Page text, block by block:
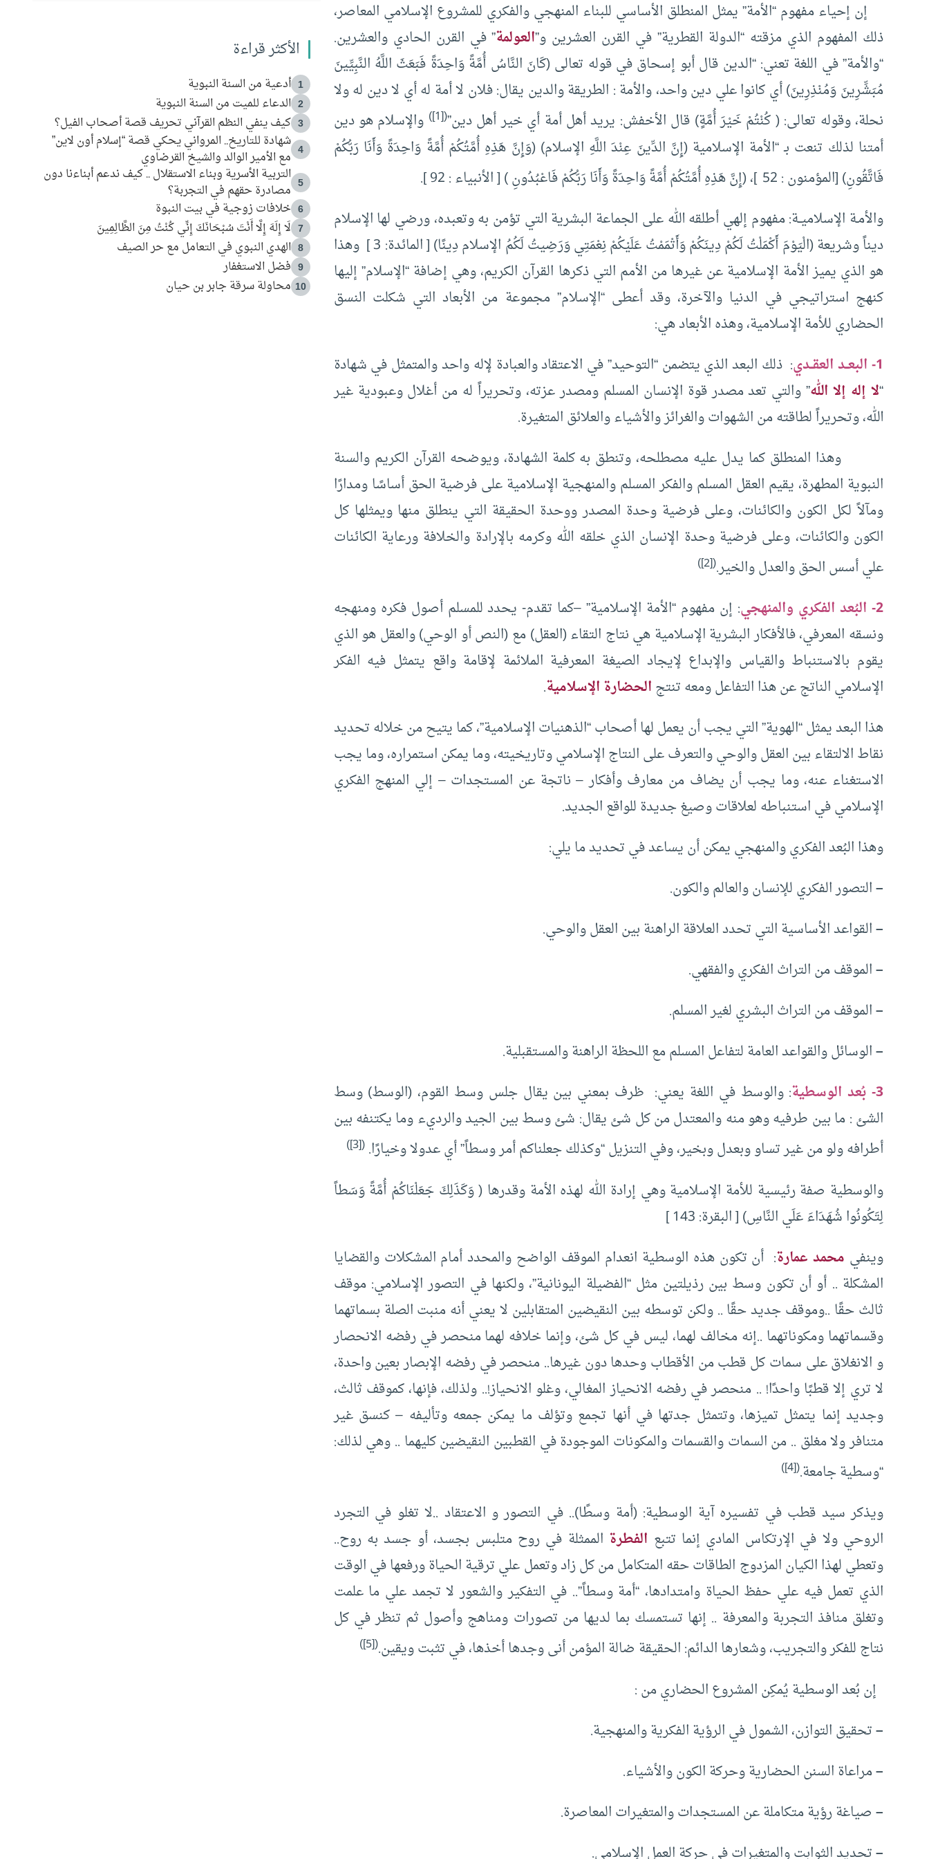
إن إحياء مفهوم “الأمة” يمثل المنطلق الأساسي للبناء المنهجي والفكري للمشروع الإسلامي المعاصر،
ذلك المفهوم الذي مزقته “الدولة القطرية” في القرن العشرين و”العولمة” في القرن الحادي والعشرين.
“والأمة” في اللغة تعني: “الدين قال أبو إسحاق في قوله تعالى (كَانَ النَّاسُ أُمَّةً وَاحِدَةً فَبَعَثَ اللَّهُ النَّبِيِّينَ
مُبَشِّرِينَ وَمُنْذِرِينَ) أي كانوا علي دين واحد، والأمة : الطريقة والدين يقال: فلان لا أمة له أي لا دين له ولا
نحلة، وقوله تعالى: ( كُنْتُمْ خَيْرَ أُمَّةٍ) قال الأخفش: يريد أهل أمة أي خير أهل دين”(
[1]
) والإسلام هو دين
أمتنا لذلك تنعت بـ “الأمة الإسلامية (إِنَّ الدِّينَ عِنْدَ اللَّهِ الإسلام) (وَإِنَّ هَذِهِ أُمَّتُكُمْ أُمَّةً وَاحِدَةً وَأَنَا رَبُّكُمْ
فَاتَّقُونِ) [المؤمنون : 52
]، (إِنَّ هَذِهِ أُمَّتُكُمْ أُمَّةً وَاحِدَةً وَأَنَا رَبُّكُمْ فَاعْبُدُونِ ) [ الأنبياء : 92 ].
والأمـة الإسلاميــة: مفهوم إلهي أطلقه الله على الجماعة البشرية التي تؤمن به وتعبده، ورضي لها الإسلام
ديناً وشريعة (الْيَوْمَ أَكْمَلْتُ لَكُمْ دِينَكُمْ وَأَتْمَمْتُ عَلَيْكُمْ نِعْمَتِي وَرَضِيتُ لَكُمُ الإسلام دِينًا) [ المائدة: 3 ] وهذا
هو الذي يميز الأمة الإسلامية عن غيرها من الأمم التي ذكرها القرآن الكريم، وهي إضافة “الإسلام” إليها
كنهج استراتيجي في الدنيا والآخرة، وقد أعطى “الإسلام” مجموعة من الأبعاد التي شكلت النسق
الحضاري للأمة الإسلامية، وهذه الأبعاد هي:
1- البعــد العقــدي
: ذلك البعد الذي يتضمن “التوحيد” في الاعتقاد والعبادة لإله واحد والمتمثل في شهادة
“لا إله إلا الله” والتي تعد مصدر قوة الإنسان المسلم ومصدر عزته، وتحريراً له من أغلال وعبودية غير
الله، وتحريراً لطاقته من الشهوات والغرائز والأشياء والعلائق المتغيرة.
وهذا المنطلق كما يدل عليه مصطلحه، وتنطق به كلمة الشهادة، ويوضحه القرآن الكريم والسنة
النبوية المطهرة، يقيم العقل المسلم والفكر المسلم والمنهجية الإسلامية على فرضية الحق أساسًا ومدارًا
ومآلاً لكل الكون والكائنات، وعلى فرضية وحدة المصدر ووحدة الحقيقة التي ينطلق منها ويمثلها كل
الكون والكائنات، وعلى فرضية وحدة الإنسان الذي خلقه الله وكرمه بالإرادة والخلافة ورعاية الكائنات
علي أسس الحق والعدل والخير.(
[2]
)
2- البُعد الفكري والمنهجي
: إن مفهوم “الأمة الإسلامية” –كما تقدم- يحدد للمسلم أصول فكره ومنهجه
ونسقه المعرفي، فالأفكار البشرية الإسلامية هي نتاج التقاء (العقل) مع (النص أو الوحي) والعقل هو الذي
يقوم بالاستنباط والقياس والإبداع لإيجاد الصيغة المعرفية الملائمة لإقامة واقع يتمثل فيه الفكر
الإسلامي الناتج عن هذا التفاعل ومعه تنتجالحضارة الإسلامية.
هذا البعد يمثل “الهوية” التي يجب أن يعمل لها أصحاب “الذهنيات الإسلامية”، كما يتيح من خلاله تحديد
نقاط الالتقاء بين العقل والوحي والتعرف على النتاج الإسلامي وتاريخيته، وما يمكن استمراره، وما يجب
الاستغناء عنه، وما يجب أن يضاف من معارف وأفكار – ناتجة عن المستجدات – إلي المنهج الفكري
الإسلامي في استنباطه لعلاقات وصيغ جديدة للواقع الجديد.
وهذا البُعد الفكري والمنهجي يمكن أن يساعد في تحديد ما يلي:
–التصور الفكري للإنسان والعالم والكون.
–القواعد الأساسية التي تحدد العلاقة الراهنة بين العقل والوحي.
–الموقف من التراث الفكري والفقهي.
–الموقف من التراث البشري لغير المسلم.
–الوسائل والقواعد العامة لتفاعل المسلم مع اللحظة الراهنة والمستقبلية.
3- بُعد الوسطية
: والوسط في اللغة يعني: ظرف بمعني بين يقال جلس وسط القوم، (الوسط) وسط
الشئ : ما بين طرفيه وهو منه والمعتدل من كل شئ يقال: شئ وسط بين الجيد والرديء وما يكتنفه بين
أطرافه ولو من غير تساو وبعدل وبخير، وفي التنزيل “وكذلك جعلناكم أمر وسطاً” أي عدولا وخيارًا. (
[3]
)
والوسطية صفة رئيسية للأمة الإسلامية وهي إرادة الله لهذه الأمة وقدرها ( وَكَذَلِكَ جَعَلْنَاكُمْ أُمَّةً وَسَطاً
لِتَكُونُوا شُهَدَاءَ عَلَي النَّاسِ) [ البقرة: 143 ]
وينفي محمد عمارة: أن تكون هذه الوسطية انعدام الموقف الواضح والمحدد أمام المشكلات والقضايا
المشكلة .. أو أن تكون وسط بين رذيلتين مثل “الفضيلة اليونانية”، ولكنها في التصور الإسلامي: موقف
ثالث حقًا ..وموقف جديد حقًا .. ولكن توسطه بين النقيضين المتقابلين لا يعني أنه منبت الصلة بسماتهما
وقسماتهما ومكوناتهما ..إنه مخالف لهما، ليس في كل شئ، وإنما خلافه لهما منحصر في رفضه الانحصار
و الانغلاق على سمات كل قطب من الأقطاب وحدها دون غيرها.. منحصر في رفضه الإبصار بعين واحدة،
لا تري إلا قطبًا واحدًا! .. منحصر في رفضه الانحياز المغالي، وغلو الانحياز!.. ولذلك، فإنها، كموقف ثالث،
وجديد إنما يتمثل تميزها، وتتمثل جدتها في أنها تجمع وتؤلف ما يمكن جمعه وتأليفه – كنسق غير
متنافر ولا مغلق .. من السمات والقسمات والمكونات الموجودة في القطبين النقيضين كليهما .. وهي لذلك:
“وسطية جامعة.(
[4]
)
ويذكر سيد قطب في تفسيره آية الوسطية: (أمة وسطًا).. في التصور و الاعتقاد ..لا تغلو في التجرد
الروحي ولا في الإرتكاس المادي إنما تتبع الفطرة الممثلة في روح متلبس بجسد، أو جسد به روح..
وتعطي لهذا الكيان المزدوج الطاقات حقه المتكامل من كل زاد وتعمل علي ترقية الحياة ورفعها في الوقت
الذي تعمل فيه علي حفظ الحياة وامتدادها، “أمة وسطاً”.. في التفكير والشعور لا تجمد علي ما علمت
وتغلق منافذ التجربة والمعرفة .. إنها تستمسك بما لديها من تصورات ومناهج وأصول ثم تنظر في كل
نتاج للفكر والتجريب، وشعارها الدائم: الحقيقة ضالة المؤمن أنى وجدها أخذها، في تثبت ويقين.(
[5]
)
إن بُعد الوسطية يُمكِن المشروع الحضاري من :
–تحقيق التوازن، الشمول في الرؤية الفكرية والمنهجية.
–مراعاة السنن الحضارية وحركة الكون والأشياء.
–صياغة رؤية متكاملة عن المستجدات والمتغيرات المعاصرة.
–تحديد الثوابت والمتغيرات في حركة العمل الإسلامي.
الأكثر قراءة
1 أدعية من السنة النبوية
2 الدعاء للميت من السنة النبوية
3 كيف ينفي النظم القرآني تحريف قصة أصحاب الفيل؟
4
شهادة للتاريخ.. المرواني يحكي قصة “إسلام أون لاين”
مع الأمير الوالد والشيخ القرضاوي
5
التربية الأسرية وبناء الاستقلال .. كيف ندعم أبناءنا دون
مصادرة حقهم في التجربة؟
6 خلافات زوجية في بيت النبوة
7 لَا إِلَهَ إِلَّا أَنْتَ سُبْحَانَكَ إِنِّي كُنْتُ مِنَ الظَّالِمِينَ
8 الهدي النبوي في التعامل مع حر الصيف
9 فضل الاستغفار
10 محاولة سرقة جابر بن حيان